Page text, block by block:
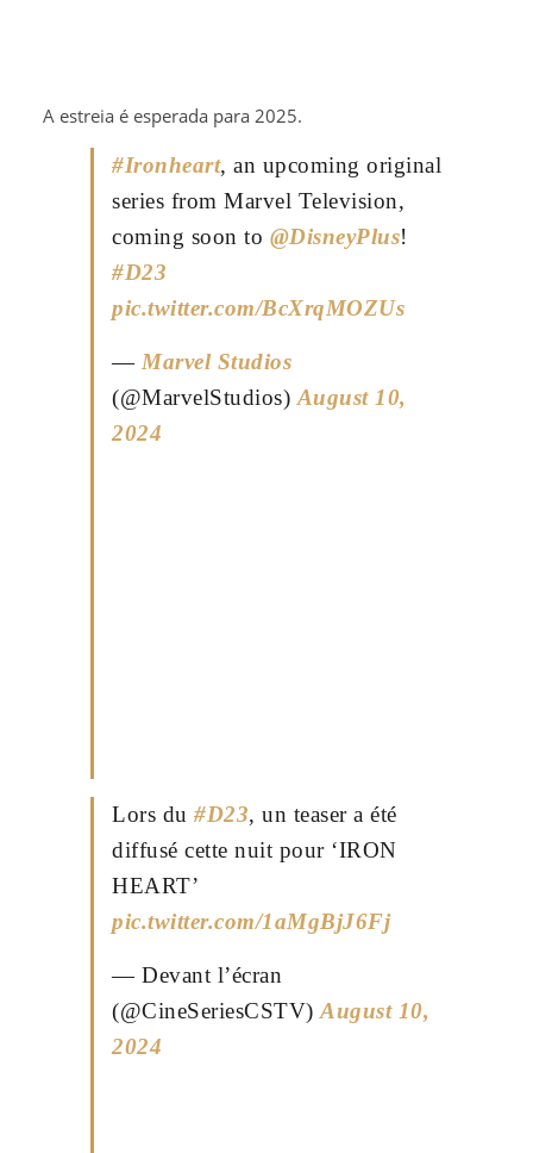
A estreia é esperada para 2025.
#Ironheart, an upcoming original
series from Marvel Television,
coming soon to @DisneyPlus!
#D23
pic.twitter.com/BcXrqMOZUs
— Marvel Studios
(@MarvelStudios)August 10,
2024
Lors du #D23, un teaser a été
diffusé cette nuit pour ‘IRON
HEART’
pic.twitter.com/1aMgBjJ6Fj
— Devant l’écran
(@CineSeriesCSTV)August 10,
2024